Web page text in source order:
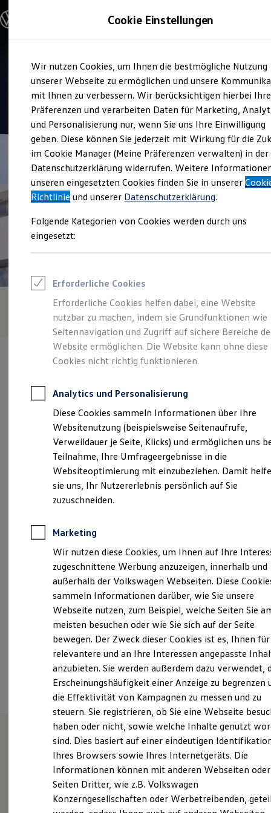
Hauptinhalt
springen
Footer
springen
Modelle und Konfigurator
Modelle vergleichen
Elektroautos
ENERGY Sondermodelle
Nutzfahrzeuge
SUV und CUV
Familienautos
Kombis
Kompaktwagen
Sportwagen
Schnell verfügbare Fahrzeuge
Angebote und Produkte
Aktuelle Angebote
E-Auto-Förderung
Volkswagen Marktplatz
Junge Gebrauchtwagen und Gebrauchtwagen
Volkswagen Zertifizierte Gebrauchtwagen
Zubehör- und Serviceangebote
Leasing
Leasing-Angebote
Gebrauchtwagen Leasing
Junge Gebrauchtwagen-Leasing
Elektroauto Leasing
Kleinwagen-Leasing
Leasing ohne Anzahlung
Finanzierung
Kfz-Versicherung
Restschuldversicherungen
Garantien
Wartungsverträge
Geschäftskunden
Professional Class bei Volkswagen
Großkunden
Behörden
Direktkunden
Sonderfahrzeuge
Anpfiff zum Gewinn
Elektroautos
ID. Tutorials
Elektrofahrzeugkonzepte
Reichweite
Reichweite der ID. Modelle
Reichweite im Winter
Laden
Laden unterwegs
Laden Zuhause
Ladestationen finden
Ladezeitensimulator
Batterie
Sicherheit
Garantie und Lebensdauer
Nachhaltigkeit
Technologie
Kosten und Kauf
Verbrauchskosten
Kaufoptionen
E-Auto-Förderung
Software und Konnektivität
ID. Software Versionen und Updates
Digitale Extras
Schnittstellen zu Ihrem ID.
Service
Autohaus Brass Rodgau
4.7| 148 Bewertungen
Verantwortlich für die Inhalte auf dieser Seite ist die Autohaus
Brass Vertriebs GmbH & Co. KG Zweigndl. Autohaus Brass Rodgau
Impressum & Rechtliches
info.rodgau@brass-gruppe.de
+49 6106 2900
Montag-
Samstag
Geschlossen
Sonntag
Geschlossen
Ansprechpartner
Herzlich willkommen im
Autohaus Brass!
Cookie Einstellungen
Wir nutzen Cookies, um Ihnen die bestmögliche Nutzung
unserer Webseite zu ermöglichen und unsere
mit Ihnen zu verbessern. Wir berücksichtigen hierbei Ihre
Präferenzen und verarbeiten Daten für Marketing,
und Personalisierung nur, wenn Sie uns Ihre Einwilligung
geben. Diese können Sie jederzeit mit Wirkung für die
im Cookie Manager (Meine Präferenzen verwalten) in der
Datenschutzerklärung widerrufen. Weitere
unseren eingesetzten Cookies finden Sie in unserer
Richtlinie und unserer Datenschutzerklärung.
Folgende Kategorien von Cookies werden durch uns
eingesetzt:
Erforderliche Cookies
Erforderliche Cookies helfen dabei, eine Website
nutzbar zu machen, indem sie Grundfunktionen wie
Seitennavigation und Zugriff auf sichere Bereiche
Website ermöglichen. Die Website kann ohne diese
Cookies nicht richtig funktionieren.
Analytics und Personalisierung
Diese Cookies sammeln Informationen über Ihre
Websitenutzung (beispielsweise Seitenaufrufe,
Verweildauer je Seite, Klicks) und ermöglichen uns
Teilnahme, Ihre Umfrageergebnisse in die
Websiteoptimierung mit einzubeziehen. Damit
sie uns, Ihr Nutzererlebnis persönlich auf Sie
zuzuschneiden.
Marketing
Wir nutzen diese Cookies, um Ihnen auf Ihre
zugeschnittene Werbung anzuzeigen, innerhalb und
außerhalb der Volkswagen Webseiten. Diese
sammeln Informationen darüber, wie Sie unsere
Webseite nutzen, zum Beispiel, welche Seiten Sie
meisten besuchen oder wie Sie sich auf der Seite
bewegen. Der Zweck dieser Cookies ist es, Ihnen für
relevantere und an Ihre Interessen angepasste
anzubieten. Sie werden außerdem dazu verwendet,
Erscheinungshäufigkeit einer Anzeige zu begrenzen
die Effektivität von Kampagnen zu messen und zu
steuern. Sie registrieren, ob Sie eine Webseite
haben oder nicht, sowie welche Inhalte genutzt
sind. Dies basiert auf einer eindeutigen
Ihres Browsers sowie Ihres Internetgeräts. Die
Informationen können mit anderen Webseiten oder
Seiten Dritter, wie z.B. Volkswagen
Konzerngesellschaften oder Werbetreibenden,